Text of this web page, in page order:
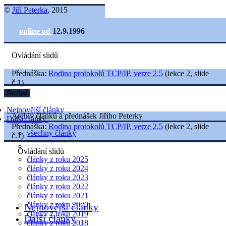
© Jiří Peterka, 2015
online od 12.9.1996
Ovládání slidů
Nejnovější články
Další články
všechny články
články z roku 2025
články z roku 2024
články z roku 2023
články z roku 2022
články z roku 2021
články z roku 2020
články z roku 2019
články z roku 2018
Přednáška: Rodina protokolů TCP/IP, verze 2.5 (lekce 2, slide
č.1)
Rozbal
Archiv článků a přednášek Jiřího Peterky
Přednáška: Rodina protokolů TCP/IP, verze 2.5 (lekce 2, slide
č.1)
Ovládání slidů
Nejnovější články
Další články